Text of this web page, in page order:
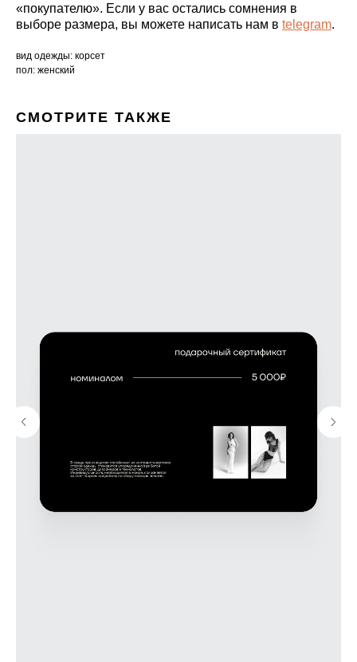
«покупателю». Если у вас остались сомнения в
выборе размера, вы можете написать нам в telegram.
вид одежды: корсет
пол: женский
СМОТРИТЕ ТАКЖЕ